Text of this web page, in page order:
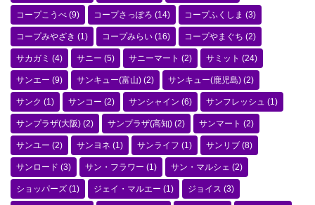
コープこうべ (9) コープさっぽろ (14) コープふくしま (3)
コープみやざき (1) コープみらい (16) コープやまぐち (2)
サカガミ (4) サニー (5) サニーマート (2) サミット (24)
サンエー (9) サンキュー(富山) (2) サンキュー(鹿児島) (2)
サンク (1) サンコー (2) サンシャイン (6) サンフレッシュ (1)
サンプラザ(大阪) (2) サンプラザ(高知) (2) サンマート (2)
サンユー (2) サンヨネ (1) サンライフ (1) サンリブ (8)
サンロード (3) サン・フラワー (1) サン・マルシェ (2)
ショッパーズ (1) ジェイ・マルエー (1) ジョイス (3)